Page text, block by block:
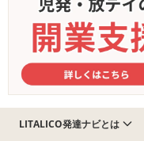
LITALICO発達ナビとは